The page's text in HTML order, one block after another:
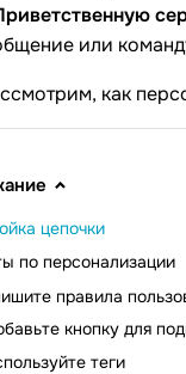
или
как
цепочки
по персонализации
правила
кнопку для
теги